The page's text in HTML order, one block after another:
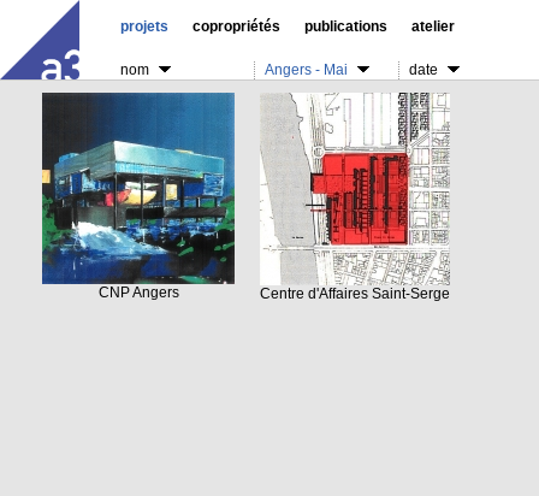
projets copropriétés publications atelier
nom Angers - Mai date
CNP Angers Centre d'Affaires Saint-Serge